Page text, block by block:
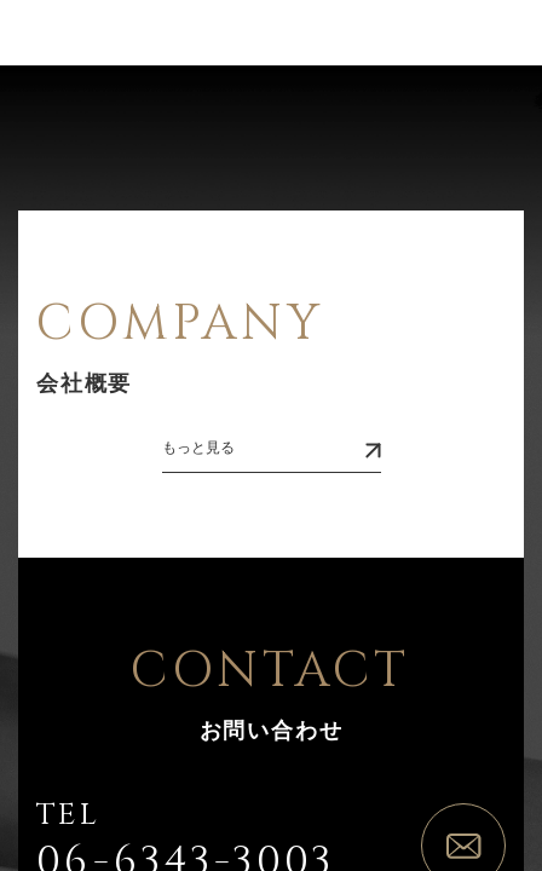
COMPANY
会社概要
もっと見る
CONTACT
お問い合わせ
TEL